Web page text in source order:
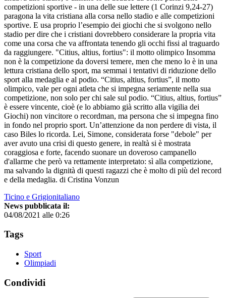
competizioni sportive - in una delle sue lettere (1 Corinzi 9,24-27)
paragona la vita cristiana alla corsa nello stadio e alle competizioni
sportive. E usa proprio l’esempio dei giochi che si svolgono nello
stadio per dire che i cristiani dovrebbero considerare la propria vita
come una corsa che va affrontata tenendo gli occhi fissi al traguardo
da raggiungere. "Citius, altius, fortius": il motto olimpico Insomma
non è la competizione da doversi temere, men che meno lo è in una
lettura cristiana dello sport, ma semmai i tentativi di riduzione dello
sport alla medaglia e al podio. “Citius, altius, fortius”, il motto
olimpico, vale per ogni atleta che si impegna seriamente nella sua
competizione, non solo per chi sale sul podio. “Citius, altius, fortius”
è essere vincente, cioè (e lo abbiamo già scritto alla vigilia dei
Giochi) non vincitore o recordman, ma persona che si impegna fino
in fondo nel proprio sport. Un’attenzione da non perdere di vista, il
caso Biles lo ricorda. Lei, Simone, considerata forse "debole" per
aver avuto una crisi di questo genere, in realtà si è mostrata
coraggiosa e forte, facendo suonare un doveroso campanello
d'allarme che però va rettamente interpretato: sì alla competizione,
ma salvando la dignità di questi ragazzi che è molto di più del record
e della medaglia. di Cristina Vonzun
Ticino e Grigionitaliano
News pubblicata il:
04/08/2021 alle 0:26
Tags
Sport
Olimpiadi
Condividi